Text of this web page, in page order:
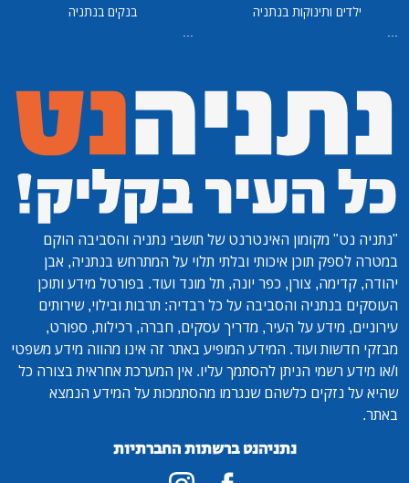
ילדים ותינוקות בנתניה
...
בנקים בנתניה
...
"נתניה נט" מקומון האינטרנט של תושבי נתניה והסביבה הוקם
במטרה לספק תוכן איכותי ובלתי תלוי על המתרחש בנתניה, אבן
יהודה, קדימה, צורן, כפר יונה, תל מונד ועוד. בפורטל מידע ותוכן
העוסקים בנתניה והסביבה על כל רבדיה: תרבות ובילוי, שירותים
עירוניים, מידע על העיר, מדריך עסקים, חברה, רכילות, ספורט,
מבזקי חדשות ועוד. המידע המופיע באתר זה אינו מהווה מידע משפטי
ו/או מידע רשמי הניתן להסתמך עליו. אין המערכת אחראית בצורה כל
שהיא על נזקים כלשהם שנגרמו מהסתמכות על המידע הנמצא
באתר.
נתניהנט ברשתות החברתיות